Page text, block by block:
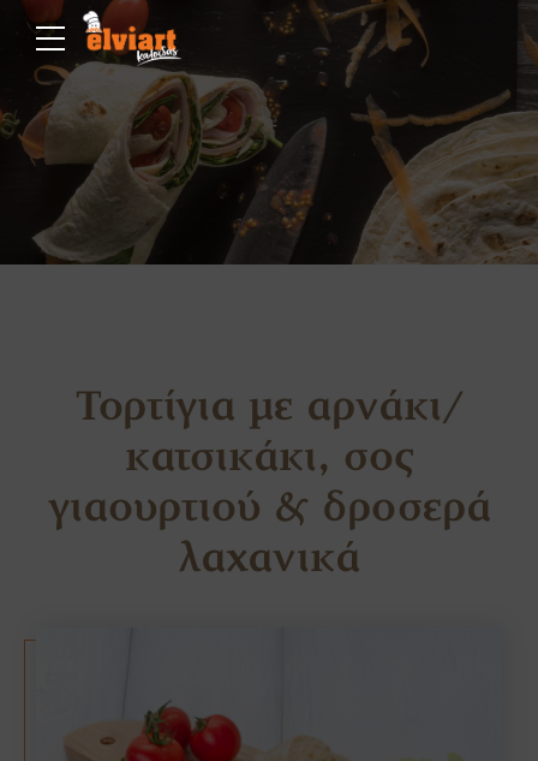
Τορτίγια με αρνάκι/
κατσικάκι, σος
γιαουρτιού & δροσερά
λαχανικά